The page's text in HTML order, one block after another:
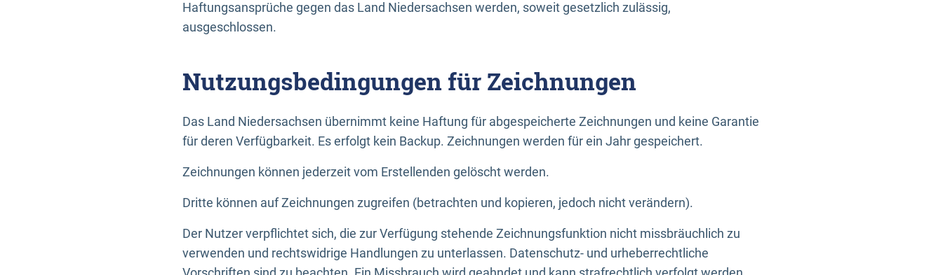
Haftungsansprüche gegen das Land Niedersachsen werden, soweit gesetzlich zulässig,
ausgeschlossen.
Nutzungsbedingungen für Zeichnungen
Das Land Niedersachsen übernimmt keine Haftung für abgespeicherte Zeichnungen und keine Garantie
für deren Verfügbarkeit. Es erfolgt kein Backup. Zeichnungen werden für ein Jahr gespeichert.
Zeichnungen können jederzeit vom Erstellenden gelöscht werden.
Dritte können auf Zeichnungen zugreifen (betrachten und kopieren, jedoch nicht verändern).
Der Nutzer verpflichtet sich, die zur Verfügung stehende Zeichnungsfunktion nicht missbräuchlich zu
verwenden und rechtswidrige Handlungen zu unterlassen. Datenschutz- und urheberrechtliche